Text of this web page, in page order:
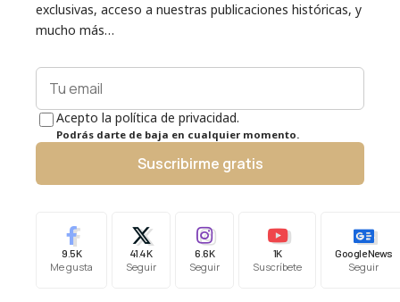
exclusivas, acceso a nuestras publicaciones históricas, y
mucho más…
Acepto la política de privacidad.
Podrás darte de baja en cualquier momento.
Suscribirme gratis
9.5K
Me gusta
41.4K
Seguir
6.6K
Seguir
1K
Suscríbete
Google News
Seguir